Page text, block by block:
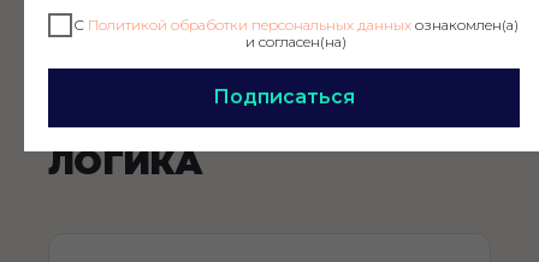
С Политикой обработки персональных данных ознакомлен(а)
и согласен(на)
Подписаться
ПОЧЕМУ BEWINNER
НЕ ОЧЕРЕДНОЙ КУРС,
А ЕДИНАЯ
УПРАВЛЕНЧЕСКАЯ
ЛОГИКА